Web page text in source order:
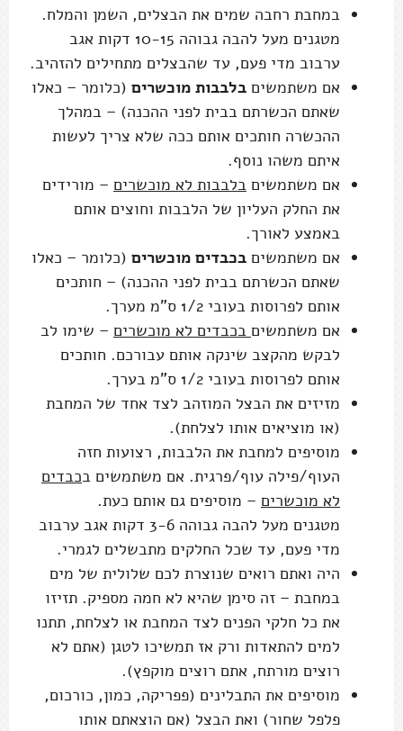
במחבת רחבה שמים את הבצלים, השמן והמלח.
מטגנים מעל להבה גבוהה 10-15 דקות אגב
ערבוב מדי פעם, עד שהבצלים מתחילים להזהיב.
אם משתמשים בלבבות מוכשרים (כלומר – כאלו
שאתם הכשרתם בבית לפני ההכנה) – במהלך
ההכשרה חותכים אותם ככה שלא צריך לעשות
איתם משהו נוסף.
אם משתמשים בלבבות לא מוכשרים – מורידים
את החלק העליון של הלבבות וחוצים אותם
באמצע לאורך.
אם משתמשים בכבדים מוכשרים (כלומר – כאלו
שאתם הכשרתם בבית לפני ההכנה) – חותכים
אותם לפרוסות בעובי 1/2 ס"מ מערך.
אם משתמשים בכבדים לא מוכשרים – שימו לב
לבקש מהקצב שינקה אותם עבורכם. חותכים
אותם לפרוסות בעובי 1/2 ס"מ בערך.
מזיזים את הבצל המוזהב לצד אחד של המחבת
(או מוציאים אותו לצלחת).
מוסיפים למחבת את הלבבות, רצועות חזה
העוף/פילה עוף/פרגית. אם משתמשים בכבדים
לא מוכשרים – מוסיפים גם אותם כעת.
מטגנים מעל להבה גבוהה 3-6 דקות אגב ערבוב
מדי פעם, עד שכל החלקים מתבשלים לגמרי.
היה ואתם רואים שנוצרת לכם שלולית של מים
במחבת – זה סימן שהיא לא חמה מספיק. תזיזו
את כל חלקי הפנים לצד המחבת או לצלחת, תתנו
למים להתאדות ורק אז תמשיכו לטגן (אתם לא
רוצים מורתח, אתם רוצים מוקפץ).
מוסיפים את התבלינים (פפריקה, כמון, כורכום,
פלפל שחור) ואת הבצל (אם הוצאתם אותו